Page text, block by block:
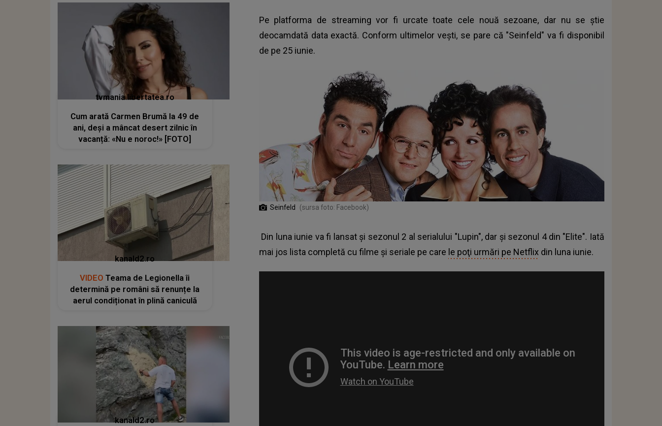
Pe platforma de streaming vor fi urcate toate cele nouă sezoane, dar nu se ştie
deocamdată data exactă. Conform ultimelor veşti, se pare că "Seinfeld" va fi disponibil
de pe 25 iunie.
Seinfeld (sursa foto: Facebook)
Din luna iunie va fi lansat şi sezonul 2 al serialului "Lupin", dar şi sezonul 4 din "Elite". Iată
mai jos lista completă cu filme şi seriale pe care le poţi urmări pe Netflix din luna iunie.
tvmania.libertatea.ro
Cum arată Carmen Brumă la 49 de
ani, deși a mâncat desert zilnic în
vacanță: «Nu e noroc!» [FOTO]
kanald2.ro
VIDEO Teama de Legionella îi
determină pe români să renunțe la
aerul condiționat în plină caniculă
kanald2.ro